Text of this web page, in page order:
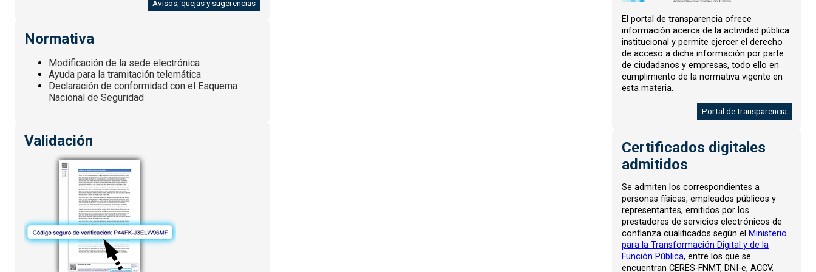
Avisos, quejas y sugerencias
Normativa
Modificación de la sede electrónica
Ayuda para la tramitación telemática
Declaración de conformidad con el Esquema
Nacional de Seguridad
Validación
El portal de transparencia ofrece
información acerca de la actividad pública
institucional y permite ejercer el derecho
de acceso a dicha información por parte
de ciudadanos y empresas, todo ello en
cumplimiento de la normativa vigente en
esta materia.
Portal de transparencia
Certificados digitales
admitidos
Se admiten los correspondientes a
personas físicas, empleados públicos y
representantes, emitidos por los
prestadores de servicios electrónicos de
confianza cualificados según el Ministerio
para la Transformación Digital y de la
Función Pública, entre los que se
encuentran CERES-FNMT, DNI-e, ACCV,